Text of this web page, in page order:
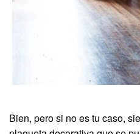
Bien, pero si no es tu caso,